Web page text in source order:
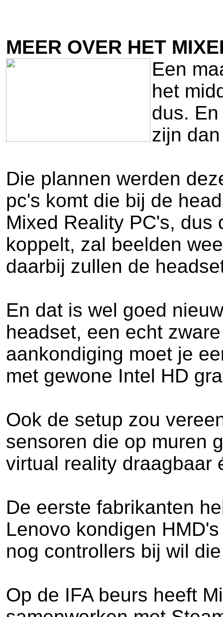
MEER OVER HET
Een
het
dus.
zijn
Die plannen werden
pc's komt die bij de
Mixed Reality PC's,
koppelt, zal beelden
daarbij zullen de
En dat is wel goed
headset, een echt
aankondiging moet je
met gewone Intel HD
Ook de setup zou
sensoren die op muren
virtual reality draagbaar
De eerste fabrikanten
Lenovo kondigen
nog controllers bij wil
Op de IFA beurs heeft